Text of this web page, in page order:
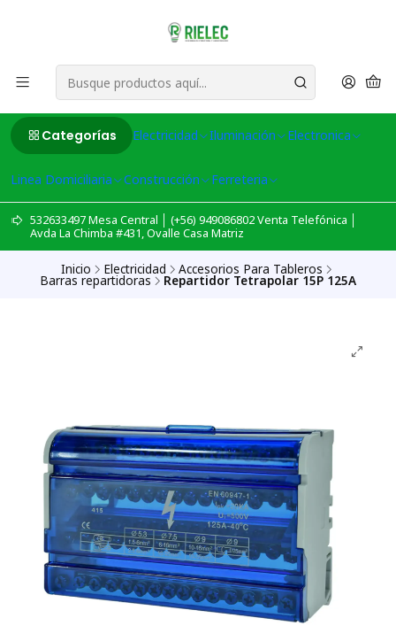
Categorías Electricidad Iluminación Electronica
Linea Domiciliaria Construcción Ferreteria
532633497 Mesa Central │ (+56) 949086802 Venta Telefónica │
Avda La Chimba #431, Ovalle Casa Matriz
Inicio Electricidad Accesorios Para Tableros
Barras repartidoras Repartidor Tetrapolar 15P 125A